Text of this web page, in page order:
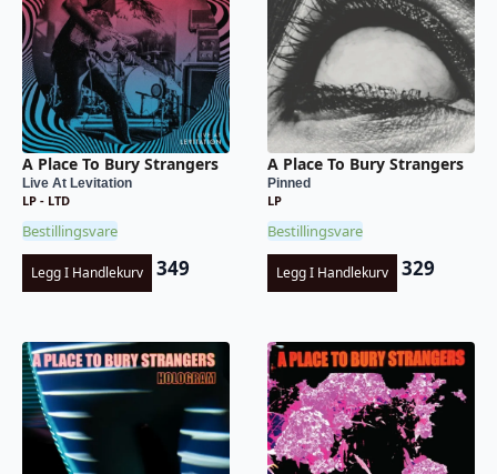
A Place To Bury Strangers
Live At Levitation
LP - LTD
Bestillingsvare
Legg I Handlekurv 349
A Place To Bury Strangers
Pinned
LP
Bestillingsvare
Legg I Handlekurv 329